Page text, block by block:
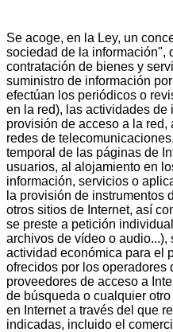
Se acoge, en la Ley, un
sociedad de la información",
contratación de bienes y
suministro de información
efectúan los periódicos o
en la red), las actividades
provisión de acceso a la
redes de
temporal de las páginas de
usuarios, al alojamiento en
información, servicios o
la provisión de instrumentos
otros sitios de Internet, así
se preste a petición
archivos de vídeo o audio...),
actividad económica para el
ofrecidos por los operadores
proveedores de acceso a
de búsqueda o cualquier
en Internet a través del que
indicadas, incluido el